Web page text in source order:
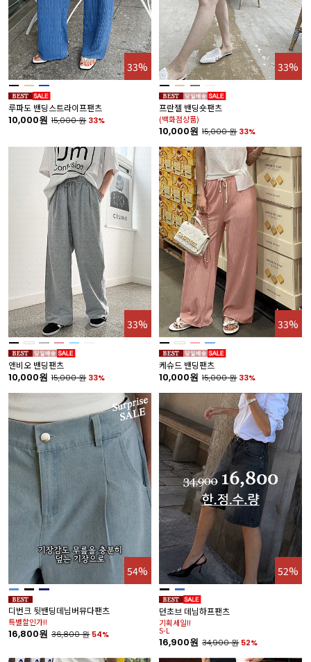
33%
루파도 밴딩스트라이프팬츠
10,000원 15,000원 33%
33%
프란젤 밴딩숏팬츠
(백화점상품)
10,000원 15,000원 33%
33%
앤비오 밴딩팬츠
10,000원 15,000원 33%
33%
케슈드 밴딩팬츠
10,000원 15,000원 33%
54%
디번크 뒷밴딩데님버뮤다팬츠
특별할인가!!
16,800원 36,800원 54%
52%
던초브 데님하프팬츠
기획세일!!
S-L
16,900원 34,900원 52%